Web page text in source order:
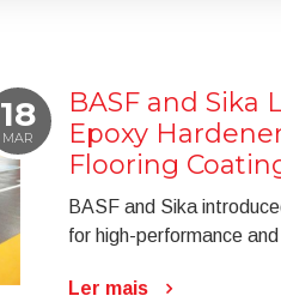
18
MAR
BASF and Sika
Epoxy
Flooring
BASF and Sika
for high-performance
Ler mais